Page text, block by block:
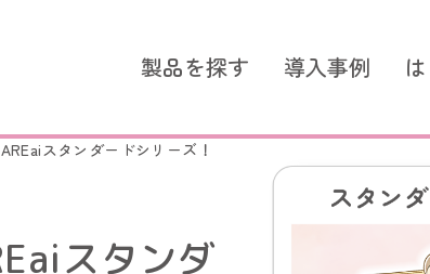
製品を探す
ズ シンプルモデル
スタンダードシリ
導入事例
スタンダードシリー
スタンダードシリーズ！
スタンダ